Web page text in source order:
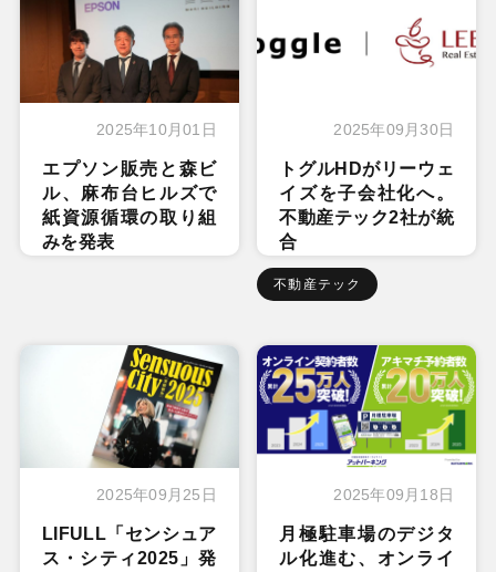
2025年10月01日
エプソン販売と森ビ
ル、麻布台ヒルズで
紙資源循環の取り組
みを発表
2025年09月30日
トグルHDがリーウェ
イズを子会社化へ。
不動産テック2社が統
合
不動産テック
2025年09月25日
LIFULL「センシュア
ス・シティ2025」発
2025年09月18日
月極駐車場のデジタ
ル化進む、オンライ